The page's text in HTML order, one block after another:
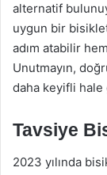
alternatif
uygun bir
adım atabilir
Unutmayın,
daha keyifli
Tavsiye
2023 yılında